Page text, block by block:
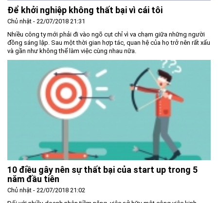
Để khởi nghiệp không thất bại vì cái tôi
Chủ nhật - 22/07/2018 21:31
Nhiều công ty mới phải đi vào ngõ cụt chỉ vì va chạm giữa những người
đồng sáng lập. Sau một thời gian hợp tác, quan hệ của họ trở nên rất xấu
và gần như không thể làm việc cùng nhau nữa.
10 điều gây nên sự thất bại của start up trong 5
năm đầu tiên
Chủ nhật - 22/07/2018 21:02